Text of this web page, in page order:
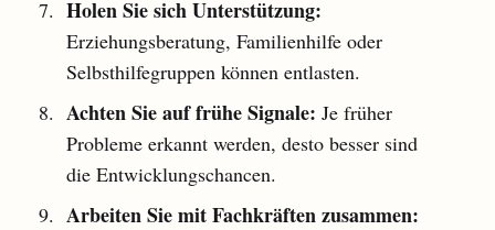
Holen Sie sich Unterstützung:
Erziehungsberatung, Familienhilfe oder
Selbsthilfegruppen können entlasten.
Achten Sie auf frühe Signale: Je früher
Probleme erkannt werden, desto besser sind
die Entwicklungschancen.
Arbeiten Sie mit Fachkräften zusammen: